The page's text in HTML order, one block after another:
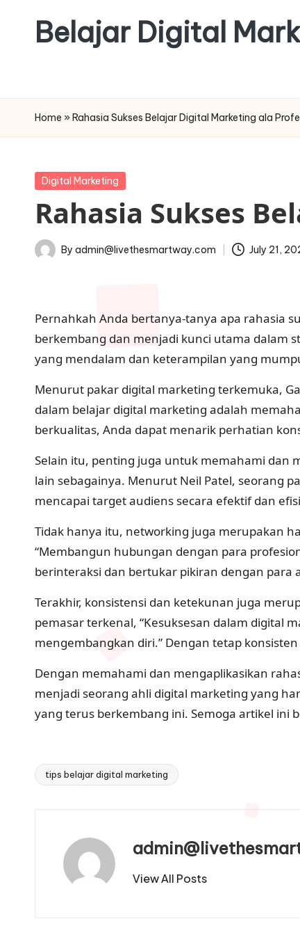
Belajar Digital
Home » Rahasia Sukses Belajar Digital Marketing ala
Posted
Digital Marketing
Rahasia Sukses
Posted
By admin@livethesmartway.com July 21,
Pernahkah Anda bertanya-tanya apa rahasia
berkembang dan menjadi kunci utama dalam
yang mendalam dan keterampilan yang
Menurut pakar digital marketing terkemuka,
dalam belajar digital marketing adalah
berkualitas, Anda dapat menarik perhatian
Selain itu, penting juga untuk memahami dan
lain sebagainya. Menurut Neil Patel, seorang
mencapai target audiens secara efektif dan
Tidak hanya itu, networking juga merupakan
“Membangun hubungan dengan para
berinteraksi dan bertukar pikiran dengan para
Terakhir, konsistensi dan ketekunan juga
pemasar terkenal, “Kesuksesan dalam digital
mengembangkan diri.” Dengan tetap
Dengan memahami dan mengaplikasikan
menjadi seorang ahli digital marketing yang
yang terus berkembang ini. Semoga artikel ini
Tags:
tips belajar digital marketing
View All Posts